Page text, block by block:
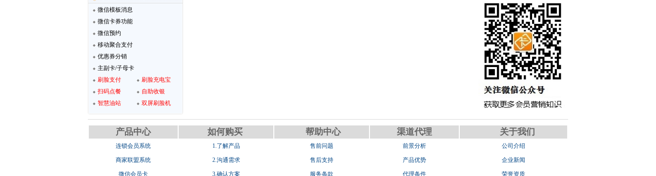
微信模板消息
微信卡券功能
微信预约
移动聚合支付
优惠券分销
主副卡/子母卡
刷脸支付
扫码点餐
智慧油站
刷脸充电宝
自助收银
双屏刷脸机
产品中心 如何购买 帮助中心 渠道代理 关于我们
连锁会员系统 1.了解产品 售前问题 前景分析 公司介绍
商家联盟系统 2.沟通需求 售后支持 产品优势 企业新闻
微信会员卡 3.确认方案 服务条款 代理条件 荣誉资质